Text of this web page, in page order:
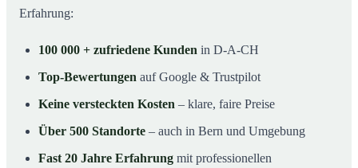
Erfahrung:
100 000 + zufriedene Kunden in D-A-CH
Top-Bewertungen auf Google & Trustpilot
Keine versteckten Kosten – klare, faire Preise
Über 500 Standorte – auch in Bern und Umgebung
Fast 20 Jahre Erfahrung mit professionellen